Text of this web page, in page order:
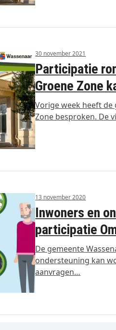
30 november 2021
Participatie
Groene Zone
Vorige week heeft de
Zone besproken. De
13 november 2020
Inwoners en
participatie
De gemeente
ondersteuning kan
aanvragen…